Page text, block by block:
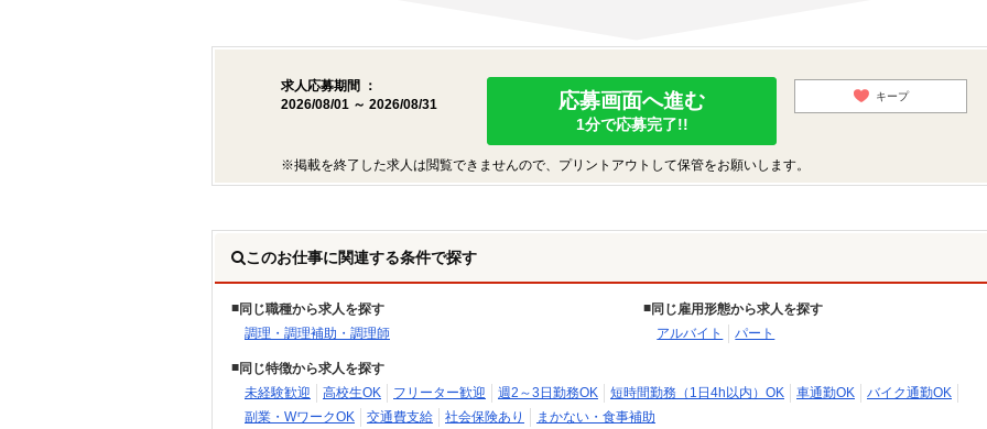
求人応募期間 ：
2026/08/01 ～ 2026/08/31
応募画面へ進む
1分で応募完了!!
キープ
※掲載を終了した求人は閲覧できませんので、プリントアウトして保管をお願いします。
このお仕事に関連する条件で探す
同じ職種から求人を探す
調理・調理補助・調理師
同じ雇用形態から求人を探す
アルバイト
パート
同じ特徴から求人を探す
未経験歓迎
高校生OK フリーター歓迎 週2～3日勤務OK 短時間勤務（1日4h以内）OK 車通勤OK
バイク通勤OK
副業・WワークOK
交通費支給 社会保険あり まかない・食事補助